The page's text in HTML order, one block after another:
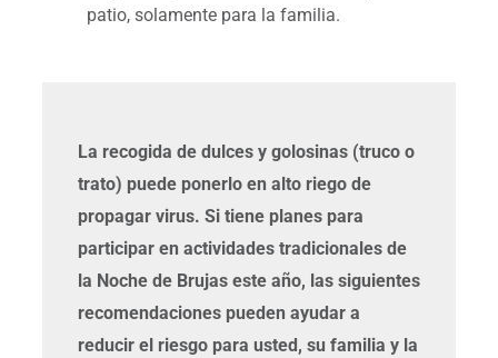
patio, solamente para la familia.
La recogida de dulces y golosinas (truco o
trato) puede ponerlo en alto riego de
propagar virus. Si tiene planes para
participar en actividades tradicionales de
la Noche de Brujas este año, las siguientes
recomendaciones pueden ayudar a
reducir el riesgo para usted, su familia y la